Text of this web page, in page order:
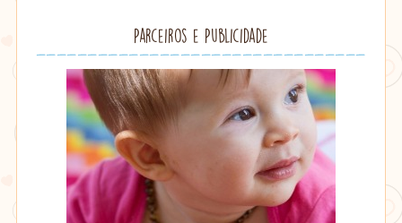
Parceiros e Publicidade
Lithu
âmbar